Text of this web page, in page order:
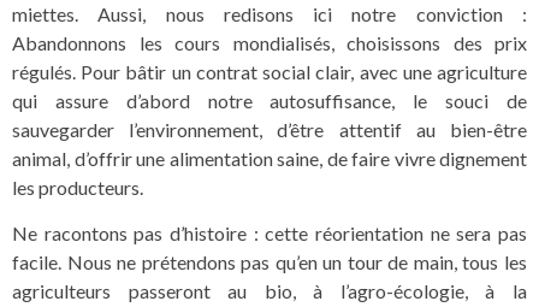
miettes. Aussi, nous redisons ici notre conviction :
Abandonnons les cours mondialisés, choisissons des prix
régulés. Pour bâtir un contrat social clair, avec une agriculture
qui assure d’abord notre autosuffisance, le souci de
sauvegarder l’environnement, d’être attentif au bien-être
animal, d’offrir une alimentation saine, de faire vivre dignement
les producteurs.
Ne racontons pas d’histoire : cette réorientation ne sera pas
facile. Nous ne prétendons pas qu’en un tour de main, tous les
agriculteurs passeront au bio, à l’agro-écologie, à la